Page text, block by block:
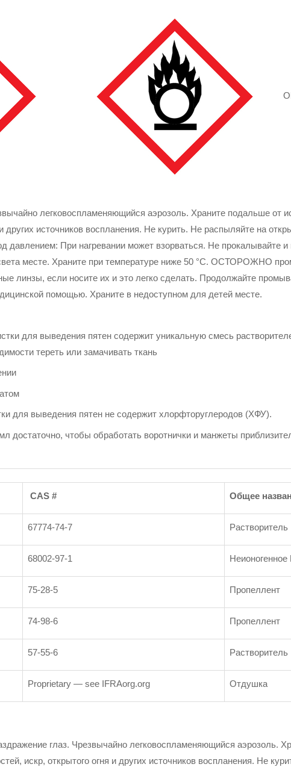
легковоспламеняющийся аэрозоль. Храните подальше от
других источников воспланения. Не курить. Не распыляйте на
давлением: При нагревании может взорваться. Не прокалывайте и
месте. Храните при температуре ниже 50 °C. ОСТОРОЖНО
линзы, если носите их и это легко сделать. Продолжайте
помощью. Храните в недоступном для детей месте.
для выведения пятен содержит уникальную смесь
тереть или замачивать ткань
для выведения пятен не содержит хлорфторуглеродов (ХФУ).
достаточно, чтобы обработать воротнички и манжеты
CAS # Общее
67774-74-7 Растворитель
68002-97-1
75-28-5 Пропеллент
74-98-6 Пропеллент
57-55-6 Растворитель
Proprietary — see IFRAorg.org Отдушка
глаз. Чрезвычайно легковоспламеняющийся аэрозоль.
искр, открытого огня и других источников воспланения. Не